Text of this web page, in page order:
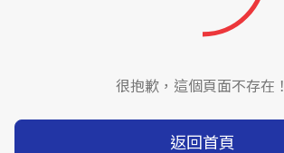
很抱歉，這個頁面不存在！
返回首頁